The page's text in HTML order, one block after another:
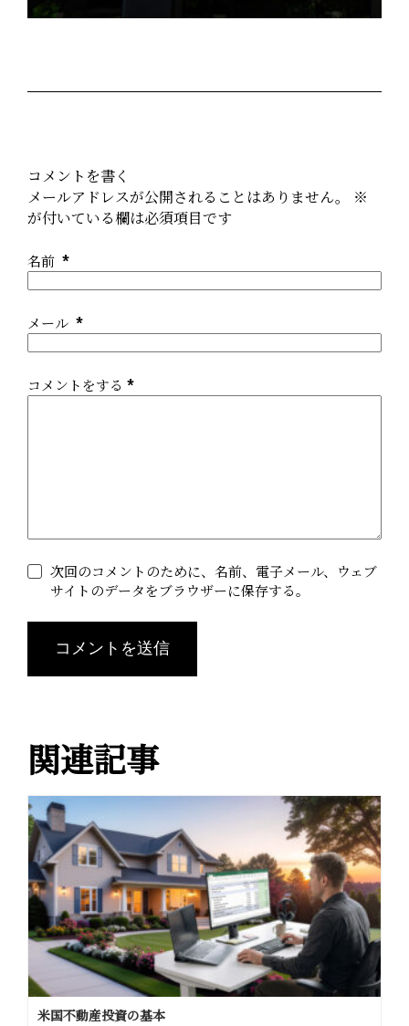
t
e
:
コメントを書く
メールアドレスが公開されることはありません。
※
が付いている欄は必須項目です
名前 *
メール *
コメントをする *
次回のコメントのために、名前、電子メール、ウェブ
サイトのデータをブラウザーに保存する。
コメントを送信
t
e
r
n
a
t
i
v
:
関連記事
米国不動産投資の基本